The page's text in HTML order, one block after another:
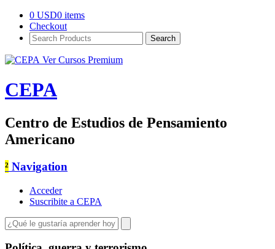
0 USD0 items
Checkout
Search
Products:
Ver Cursos Premium
CEPA
Centro de Estudios de Pensamiento
Americano
² Navigation
Acceder
Suscribite a CEPA